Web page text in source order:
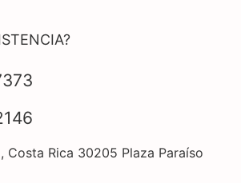
Costa Rica 30205 Plaza Paraíso